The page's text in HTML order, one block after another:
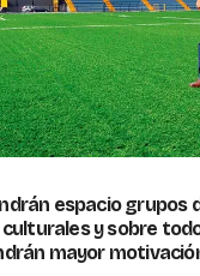
espacio grupos
y sobre
mayor